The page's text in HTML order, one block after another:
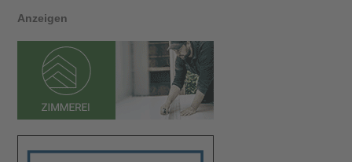
Anzeigen